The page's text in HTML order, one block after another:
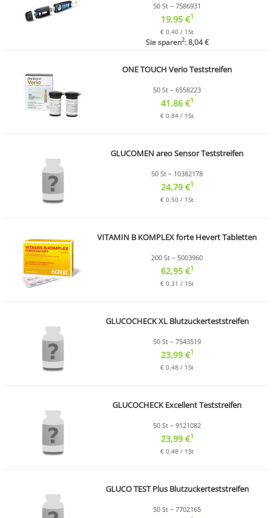
50 St – 7586931
19,95 €1
€ 0,40 / 1St
Sie sparen2: 8,04 €
ONE TOUCH Verio Teststreifen
50 St – 6558223
41,86 €1
€ 0,84 / 1St
GLUCOMEN areo Sensor Teststreifen
50 St – 10382178
24,79 €1
€ 0,50 / 1St
VITAMIN B KOMPLEX forte Hevert Tabletten
200 St – 5003960
62,95 €1
€ 0,31 / 1St
GLUCOCHECK XL Blutzuckerteststreifen
50 St – 7543519
23,99 €1
€ 0,48 / 1St
GLUCOCHECK Excellent Teststreifen
50 St – 9121082
23,99 €1
€ 0,48 / 1St
GLUCO TEST Plus Blutzuckerteststreifen
50 St – 7702165